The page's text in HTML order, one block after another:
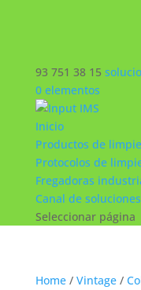
93 751 38 15
0 elementos
Inicio
Productos de
Protocolos de
Fregadoras
Canal de
Seleccionar página
Home/ Vintage/